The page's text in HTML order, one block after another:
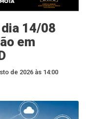
14/08
em
de 2026 às 14:00